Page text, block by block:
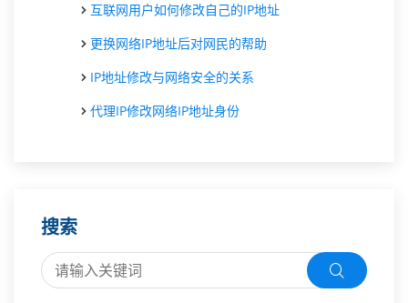
互联网用户如何修改自己的IP地址
更换网络IP地址后对网民的帮助
IP地址修改与网络安全的关系
代理IP修改网络IP地址身份
搜索